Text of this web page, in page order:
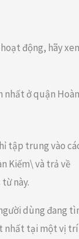
động, hãy
nhất ở quận Hoàn
tập trung vào
Kiếm\ và trả về
này.
dùng đang
nhất tại một vị trí